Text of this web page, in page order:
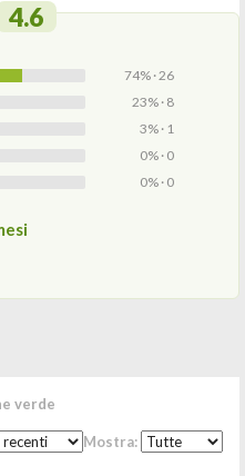
4.6
74% · 26
23% · 8
3% · 1
0% · 0
0% · 0
verde
Mostra: